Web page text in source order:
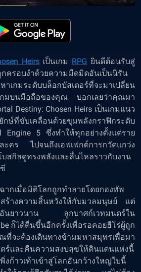
Heirsเป็นเกม RPG ยินดีต้อนรับสู่
ครอบงำด้วยความมืดมิดอันเป็นนิรัน
เกมระดับบล็อกบัสเตอร์ที่จะมาเปลี่ยน
กมบนมือถือของคุณ บอกเลยว่าคุณมา
Destiny: Chosen Heirs เป็นเกมแนว
ที่ขับเคลื่อนด้วยขุมพลังกราฟิกระดับ
Engine 5 ซึ่งทำให้ทุกอย่างตั้งแต่ราย
ะคร ไปจนถึงเอฟเฟกต์การกวัดแกว่ง
สกิลดูทรงพลังและลื่นไหลราวกับงาน
ฉากเมื่อมิติโลกถูกทำลายโดยกองทัพ
สร้างความสิ้นหวังให้กับมวลมนุษย์ แต่
อันยาวนาน ลูกบาศก์เวทมนตร์ใน
ก็ได้ตื่นขึ้นอีกครั้งเพื่อรอคอยฮีโร่ผู้ถูก
จะต้องเดินทางข้ามมหาสมุทรเพื่อมา
ร์และคืนความสงบสุขให้ดินแดนแห่งนี้
งก้าวเท้าเข้าสู่โลกอันกว้างใหญ่ใบนี้